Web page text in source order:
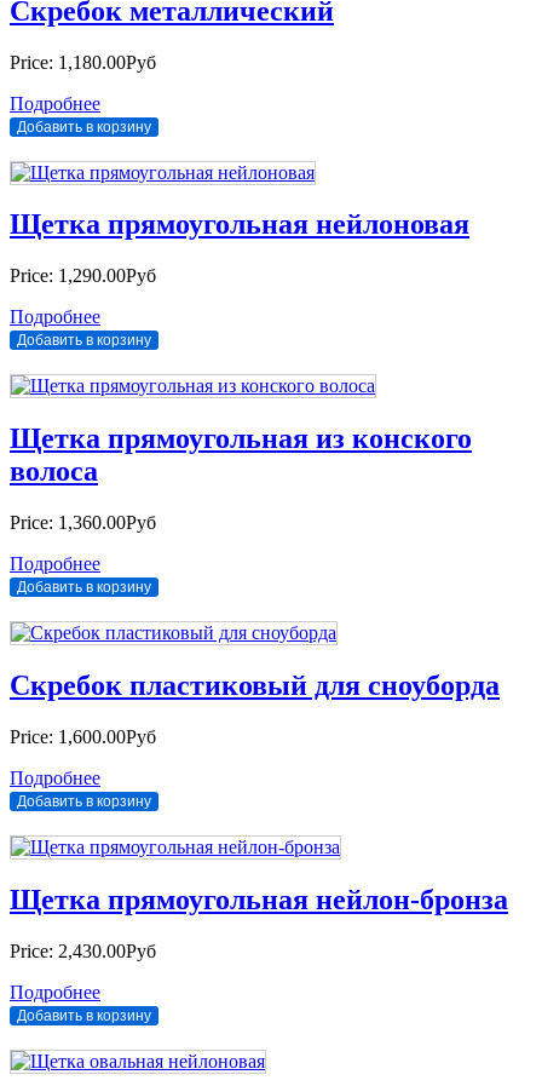
Скребок металлический
Price: 1,180.00Руб
Подробнее
Щетка прямоугольная нейлоновая
Price: 1,290.00Руб
Подробнее
Щетка прямоугольная из конского
волоса
Price: 1,360.00Руб
Подробнее
Скребок пластиковый для сноуборда
Price: 1,600.00Руб
Подробнее
Щетка прямоугольная нейлон-бронза
Price: 2,430.00Руб
Подробнее